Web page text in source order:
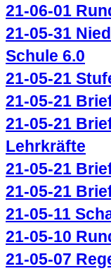
21-06-01
21-05-31
Schule 6.0
21-05-21
21-05-21
21-05-21
Lehrkräfte
21-05-21
21-05-21
21-05-11
21-05-10
21-05-07